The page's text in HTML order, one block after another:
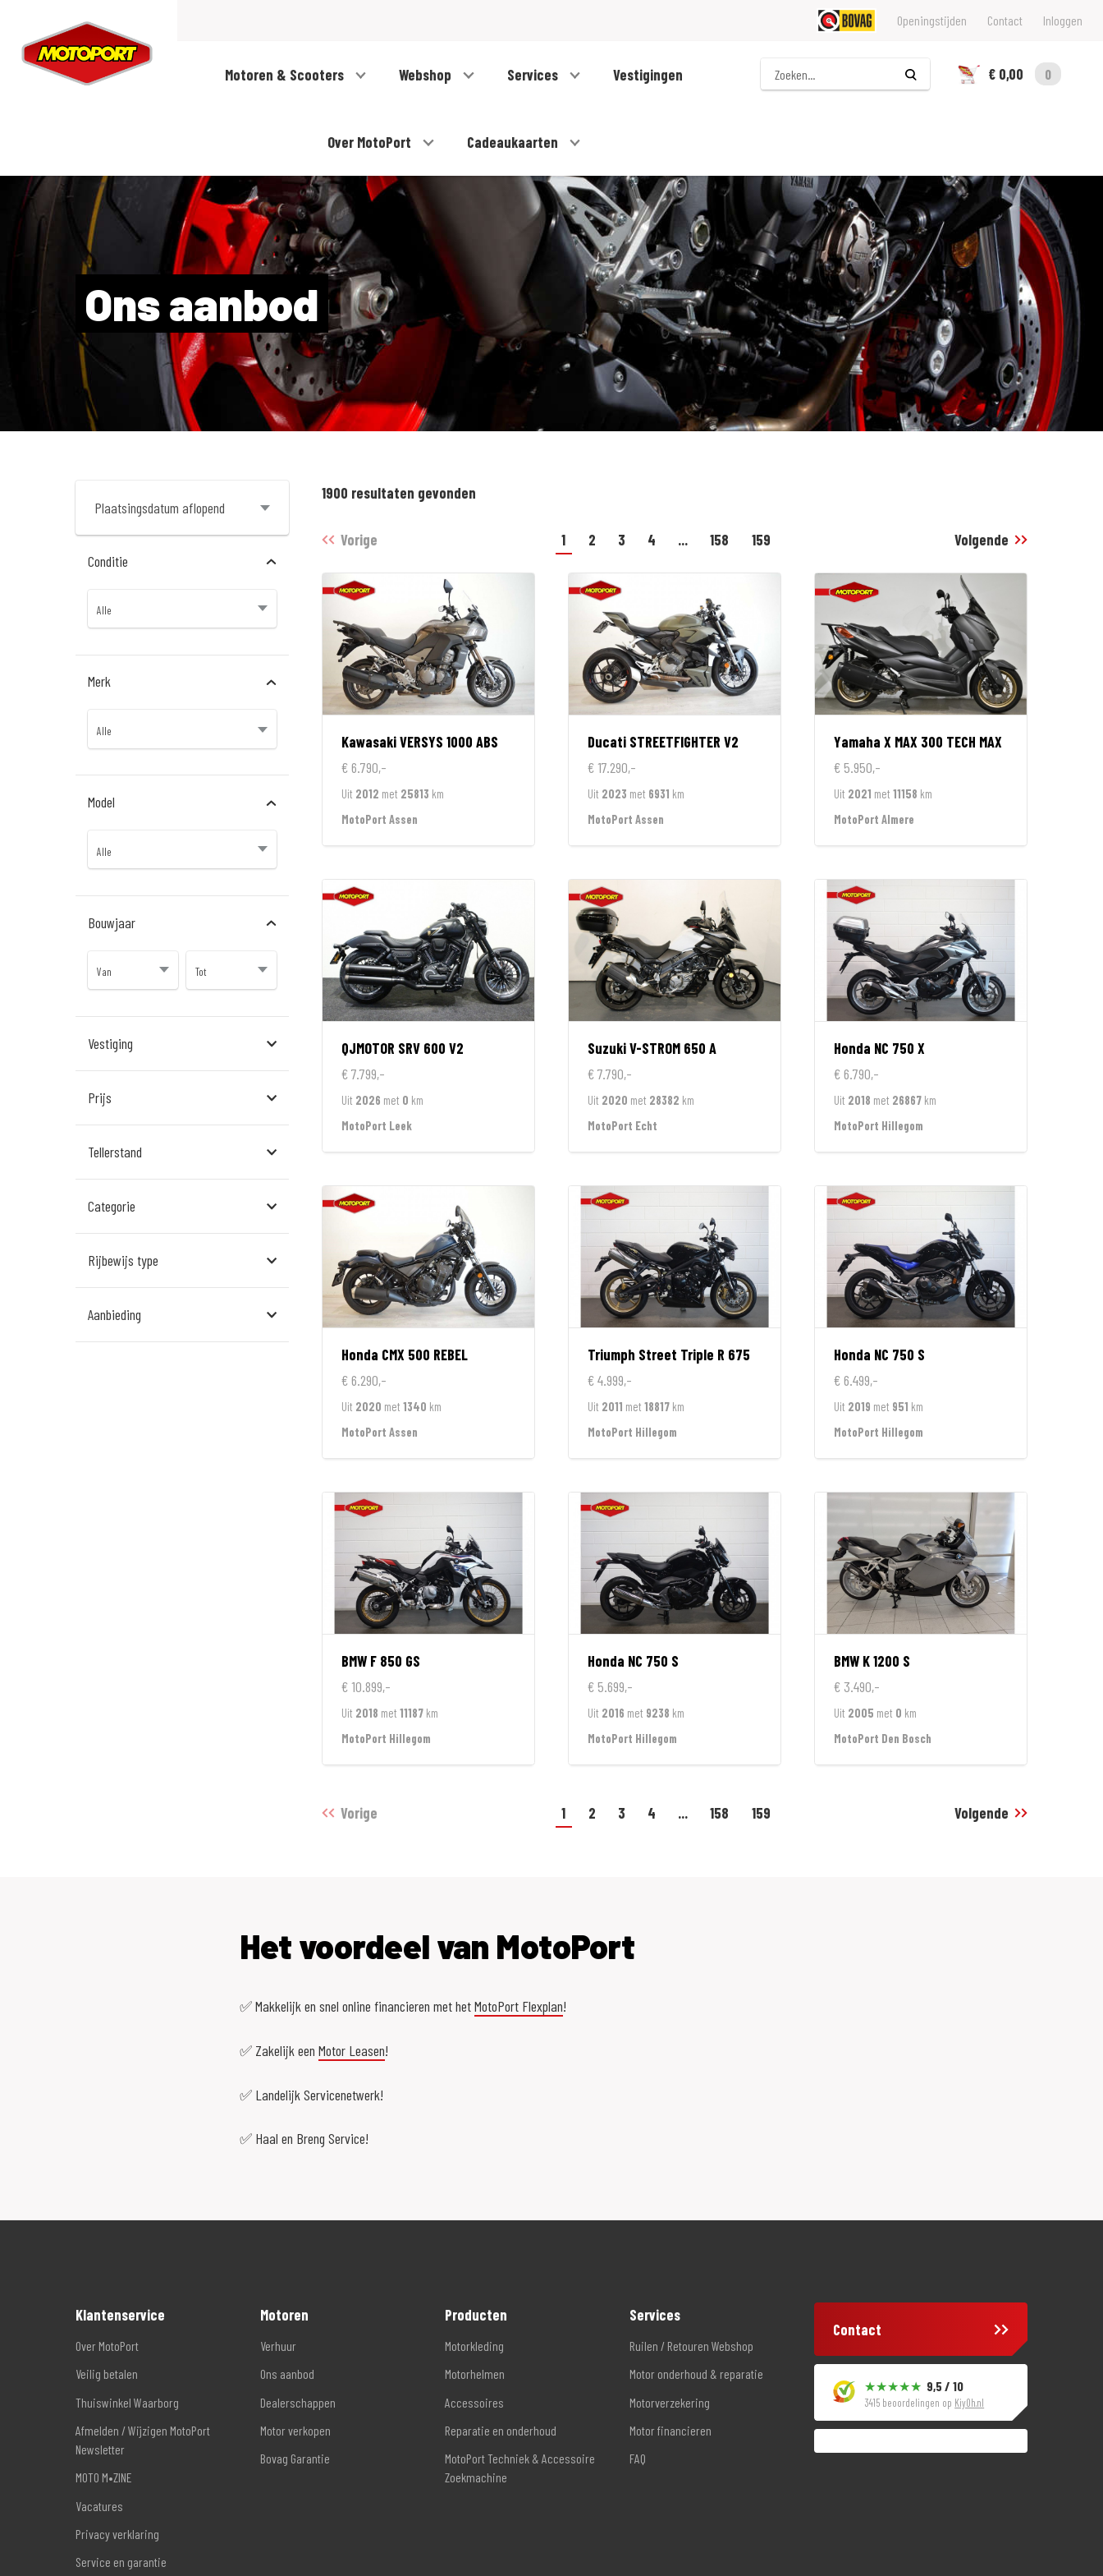
Openingstijden Contact Inloggen
Motoren & Scooters Webshop Services Vestigingen
Over MotoPort Cadeaukaarten
Zoeken
€ 0,00
0
Ons aanbod
Conditie
Merk
Model
Bouwjaar
Vestiging
Den Bosch
Hillegom
Leek
Leeuwarden
Prijs
Tellerstand
Categorie
Rijbewijs type
Aanbieding
1900 resultaten gevonden
Vorige 1 2 3 4 ... 158 159 Volgende
KawasakiVERSYS 1000 ABS
€ 6.790,-
Uit 2012 met 25813 km
MotoPort Assen
Ducati STREETFIGHTER V2
€ 17.290,-
Uit 2023 met 6931 km
MotoPort Assen
Yamaha X MAX 300 TECH MAX
€ 5.950,-
Uit 2021 met 11158 km
MotoPort Almere
QJMOTOR SRV 600 V2
€ 7.799,-
Uit 2026 met 0 km
MotoPort Leek
SuzukiV-STROM 650 A
€ 7.790,-
Uit 2020 met 28382 km
MotoPort Echt
Honda NC 750 X
€ 6.790,-
Uit 2018 met 26867km
MotoPort Hillegom
Honda CMX 500 REBEL
€ 6.290,-
Uit 2020 met 1340 km
MotoPort Assen
Triumph Street Triple R 675
€ 4.999,-
Uit 2011 met 18817km
MotoPort Hillegom
Honda NC 750 S
€ 6.499,-
Uit 2019 met 951 km
MotoPort Hillegom
BMW F 850 GS
€ 10.899,-
Uit 2018 met 11187km
MotoPort Hillegom
Honda NC 750 S
€ 5.699,-
Uit 2016 met 9238 km
MotoPort Hillegom
BMW K 1200 S
€ 3.490,-
Uit 2005 met 0 km
MotoPort Den Bosch
Vorige 1 2 3 4 ... 158 159 Volgende
Het voordeel van MotoPort
✅ Makkelijk en snel online financieren met hetMotoPort Flexplan!
✅ Zakelijk een Motor Leasen!
✅ Landelijk Servicenetwerk!
✅ Haal en Breng Service!
Klantenservice
Over MotoPort
Veilig betalen
Thuiswinkel Waarborg
Afmelden / Wijzigen MotoPort
Newsletter
MOTO M•ZINE
Vacatures
Privacy verklaring
Service en garantie
Motoren
Verhuur
Ons aanbod
Dealerschappen
Motor verkopen
Bovag Garantie
Producten
Motorkleding
Motorhelmen
Accessoires
Reparatie en onderhoud
MotoPort Techniek & Accessoire
Zoekmachine
Services
Ruilen / Retouren Webshop
Motor onderhoud & reparatie
Motorverzekering
Motor financieren
FAQ
Contact
9,5 / 10
3415 beoordelingen op KiyOh.nl